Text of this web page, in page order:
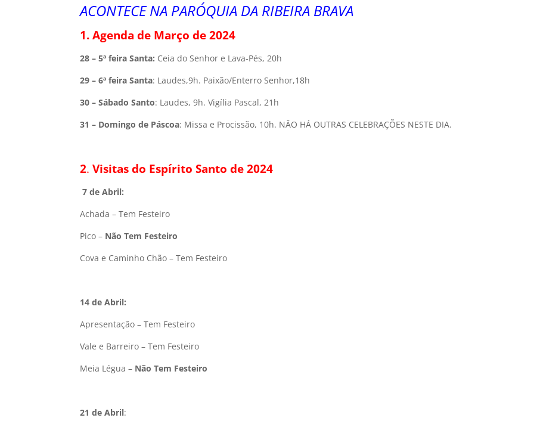
ACONTECE NA PARÓQUIA DA RIBEIRA BRAVA
1. Agenda de Março de 2024
28 – 5ª feira Santa: Ceia do Senhor e Lava-Pés, 20h
29 – 6ª feira Santa: Laudes,9h. Paixão/Enterro Senhor,18h
30 – Sábado Santo: Laudes, 9h. Vigília Pascal, 21h
31 – Domingo de Páscoa: Missa e Procissão, 10h. NÂO HÁ OUTRAS CELEBRAÇÕES NESTE DIA.
2. Visitas do Espírito Santo de 2024
7 de Abril:
Achada – Tem Festeiro
Pico – Não Tem Festeiro
Cova e Caminho Chão – Tem Festeiro
14 de Abril:
Apresentação – Tem Festeiro
Vale e Barreiro – Tem Festeiro
Meia Légua – Não Tem Festeiro
21 de Abril: